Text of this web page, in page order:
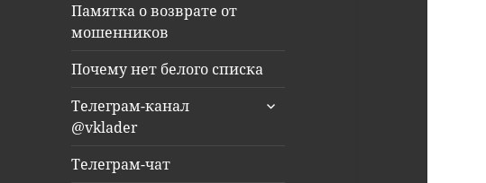
Памятка о возврате от
мошенников
Почему нет белого списка
Телеграм-канал
@vklader
раскрыть
Телеграм-чат